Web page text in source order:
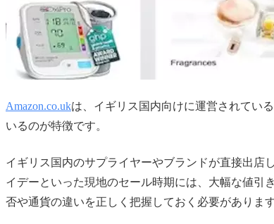
Amazon.co.ukは、イギリス国内向けに運営されてい
いるのが特徴です。
イギリス国内のサプライヤーやブランドが直接出店
イデーといった現地のセール時期には、大幅な値引
否や通貨の違いを正しく把握しておく必要があります